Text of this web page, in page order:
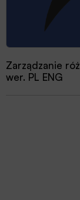
Zarządzanie
wer. PL ENG